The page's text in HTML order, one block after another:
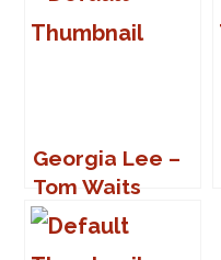
Georgia Lee –
Tom Waits